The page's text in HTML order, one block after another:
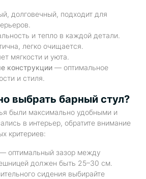
долговечный, подходит для
и тепло в каждой детали.
легко очищается.
мягкости и уюта.
конструкции — оптимальное
и стиля.
выбрать барный стул?
были максимально удобными и
в интерьер, обратите внимание
критериев:
оптимальный зазор между
должен быть 25–30 см.
сидения выбирайте